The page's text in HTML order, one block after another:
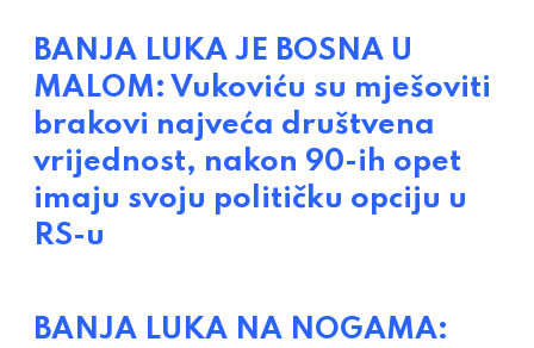
BANJA LUKA JE BOSNA U
MALOM: Vukoviću su mješoviti
brakovi najveća društvena
vrijednost, nakon 90-ih opet
imaju svoju političku opciju u
RS-u
BANJA LUKA NA NOGAMA: